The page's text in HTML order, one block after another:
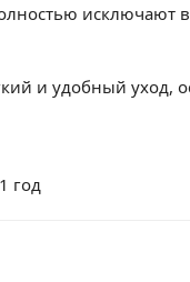
исключают
и удобный уход,
год